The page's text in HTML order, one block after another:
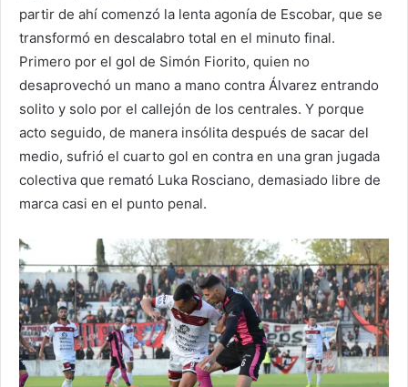
partir de ahí comenzó la lenta agonía de Escobar, que se
transformó en descalabro total en el minuto final.
Primero por el gol de Simón Fiorito, quien no
desaprovechó un mano a mano contra Álvarez entrando
solito y solo por el callejón de los centrales. Y porque
acto seguido, de manera insólita después de sacar del
medio, sufrió el cuarto gol en contra en una gran jugada
colectiva que remató Luka Rosciano, demasiado libre de
marca casi en el punto penal.